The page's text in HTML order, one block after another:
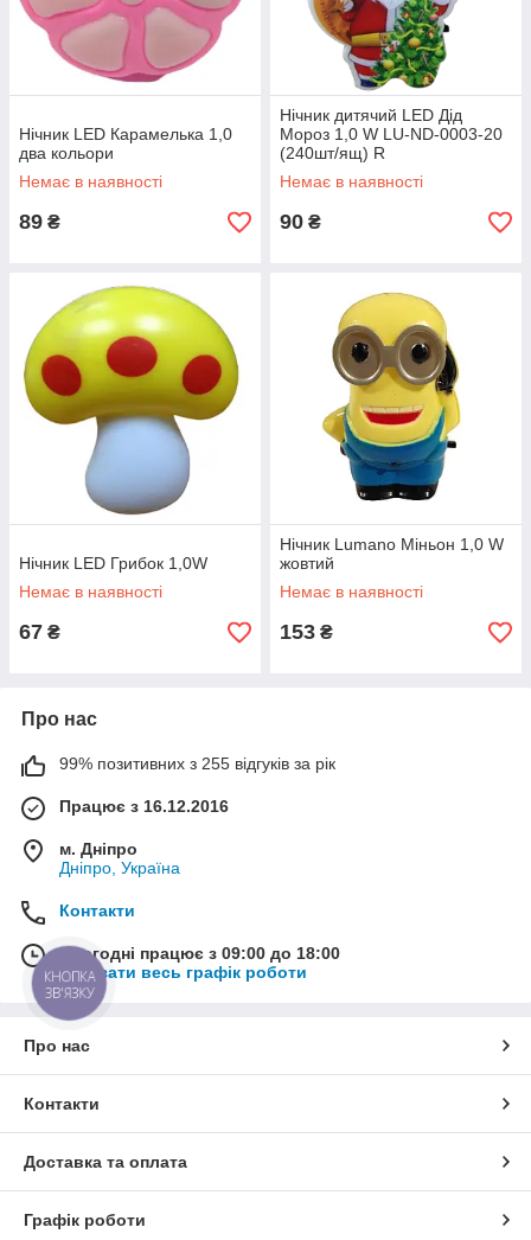
Нічник LED Карамелька 1,0
два кольори
Немає в наявності
89 ₴
Нічник дитячий LED Дід
Мороз 1,0 W LU-ND-0003-20
(240шт/ящ) R
Немає в наявності
90 ₴
Нічник LED Грибок 1,0W
Немає в наявності
67 ₴
Нічник Lumano Міньон 1,0 W
жовтий
Немає в наявності
153 ₴
Про нас
99% позитивних з 255 відгуків за рік
Працює з 16.12.2016
м. Дніпро
Дніпро, Україна
Контакти
Сьогодні працює з 09:00 до 18:00
Показати весь графік роботи
Про нас
Контакти
Доставка та оплата
Графік роботи
КНОПКА
ЗВ'ЯЗКУ